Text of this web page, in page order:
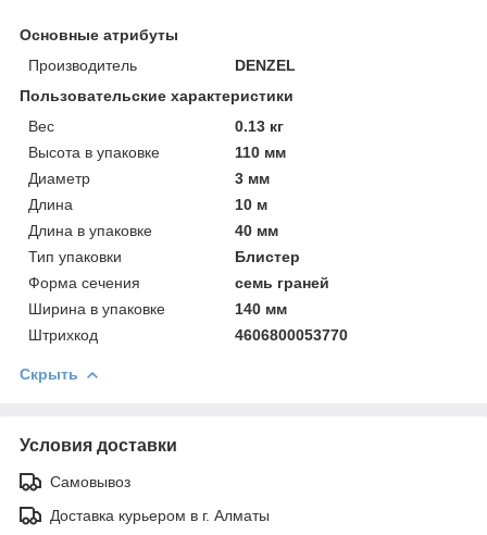
Основные атрибуты
Производитель
DENZEL
Пользовательские характеристики
Вeс
0.13 кг
Высотa в упаковке
110 мм
Диаметр
3 мм
Длинa
10 м
Длинa в упаковке
40 мм
Тип упаковки
Блистер
Форма сечения
семь граней
Ширинa в упаковке
140 мм
Штрихкод
4606800053770
Скрыть
Условия доставки
Самовывоз
Доставка курьером в г. Алматы